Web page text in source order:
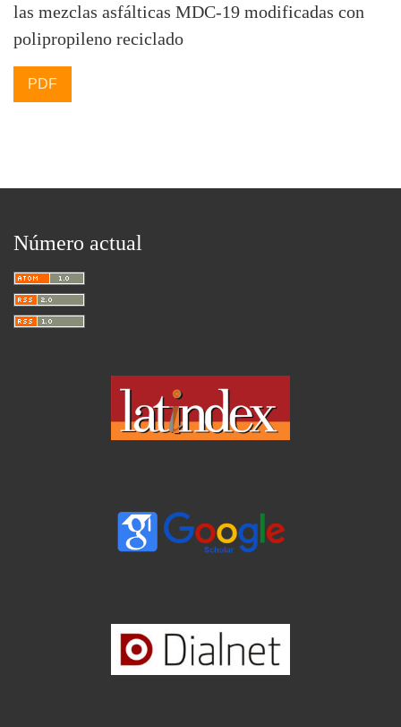
las mezclas asfálticas MDC-19 modificadas con
polipropileno reciclado
PDF
Número actual